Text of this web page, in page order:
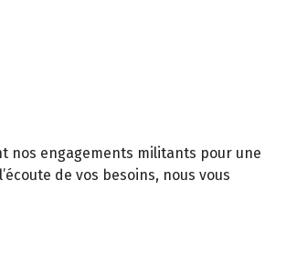
nos engagements militants pour une
de vos besoins, nous vous